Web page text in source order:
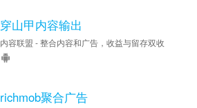
穿山甲内容输出
内容联盟 - 整合内容和广告，收益与留存双收
richmob聚合广告